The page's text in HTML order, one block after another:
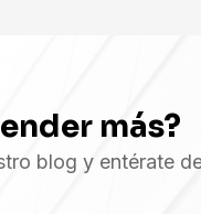
más?
blog y entérate